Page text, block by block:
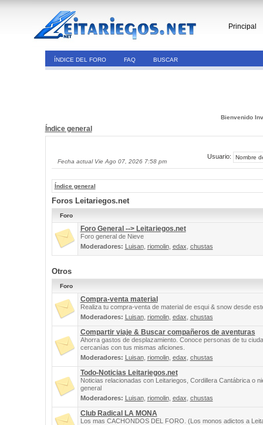
Principal
ÍNDICE DEL FORO FAQ BUSCAR
Bienvenido
Índice general
Fecha actual Vie Ago 07, 2026 7:58 pm
Usuario:
Índice general
Foros Leitariegos.net
Foro
Foro General --> Leitariegos.net
Foro general de Nieve
Moderadores: Luisan, riomolin, edax chustas
Otros
Foro
Compra-venta material
Realiza tu compra-venta de material de esqui & snow desde
Moderadores: Luisan, riomolin, edax chustas
Compartir viaje & Buscar compañeros de aventuras
Ahorra gastos de desplazamiento. Conoce personas de tu
cercanías con tus mismas aficiones.
Moderadores: Luisan, riomolin, edax chustas
Todo-Noticias Leitariegos.net
Noticias relacionadas con Leitariegos, Cordillera Cantábrica o
general
Moderadores: Luisan, riomolin, edax chustas
Club Radical LA MONA
Los mas CACHONDOS DEL FORO. (Los monos adictos a